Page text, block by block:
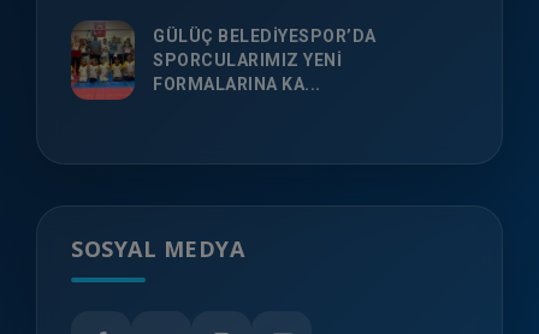
GÜLÜÇ BELEDİYESPOR’DA
SPORCULARIMIZ YENİ
FORMALARINA KA...
SOSYAL MEDYA